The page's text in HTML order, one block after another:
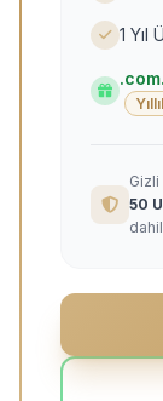
1 Yıl
50